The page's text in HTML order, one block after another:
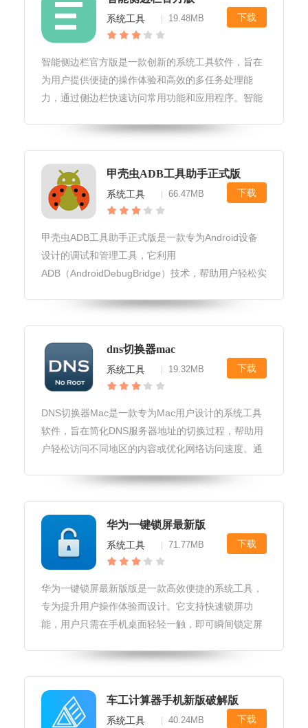
系统工具 19.48MB 下载
智能侧边栏官方版是一款创新的系统工具软件，旨在
为用户提供便捷的操作体验和高效的多任务处理能
力，通过侧边栏快速访问常用功能和应用程序。智能
以轻松上手，无需复杂的学习过程。提供个性化设置
选项，用户可以根据自身需求调整侧
甲壳虫ADB工具助手正式版
系统工具 66.47MB 下载
甲壳虫ADB工具助手正式版是一款专为Android设备
设计的调试和管理工具，它利用
ADB（AndroidDebugBridge）技术，帮助用户轻松实
功能。甲壳虫ADB工具助手正式版软件下载和安装用
户可以通过官方网站
dns切换器mac
系统工具 19.32MB 下载
DNS切换器Mac是一款专为Mac用户设计的系统工具
软件，旨在简化DNS服务器地址的切换过程，帮助用
户轻松访问不同地区的内容或优化网络访问速度。通
置，提升网络浏览和下载体验。dns切换器mac软件
用户界面设计1.
华为一键锁屏最新版
系统工具 71.77MB 下载
华为一键锁屏最新版版是一款高效便捷的系统工具，
专为提升用户操作体验而设计。它支持快速锁屏功
能，用户只需在手机桌面轻轻一触，即可瞬间锁定屏
优化了界面设计，提升了响应速度，让用户享受更加
流畅的使用体验。华为一键锁屏最新
车工计算器手机新版破解版
系统工具 40.24MB 下载